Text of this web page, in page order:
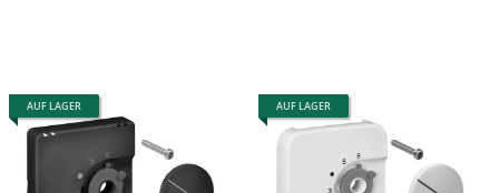
AUF LAGER AUF LAGER